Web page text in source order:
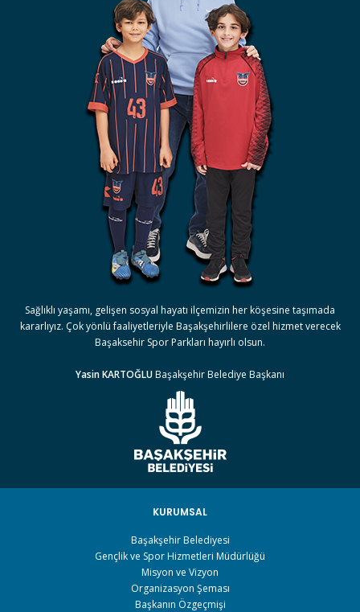
Sağlıklı yaşamı, gelişen sosyal hayatı ilçemizin her köşesine taşımada
kararlıyız. Çok yönlü faaliyetleriyle Başakşehirlilere özel hizmet verecek
Başaksehir Spor Parkları hayırlı olsun.
Yasin KARTOĞLU Başakşehir Belediye Başkanı
KURUMSAL
Başakşehir Belediyesi
Gençlik ve Spor Hizmetleri Müdürlüğü
Misyon ve Vizyon
Organizasyon Şeması
Başkanın Özgeçmişi